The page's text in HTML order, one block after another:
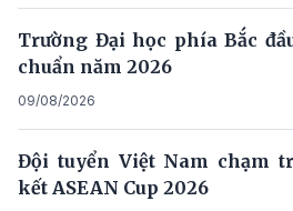
Trường Đại học phía Bắc
chuẩn năm 2026
09/08/2026
Đội tuyển Việt Nam chạm
kết ASEAN Cup 2026